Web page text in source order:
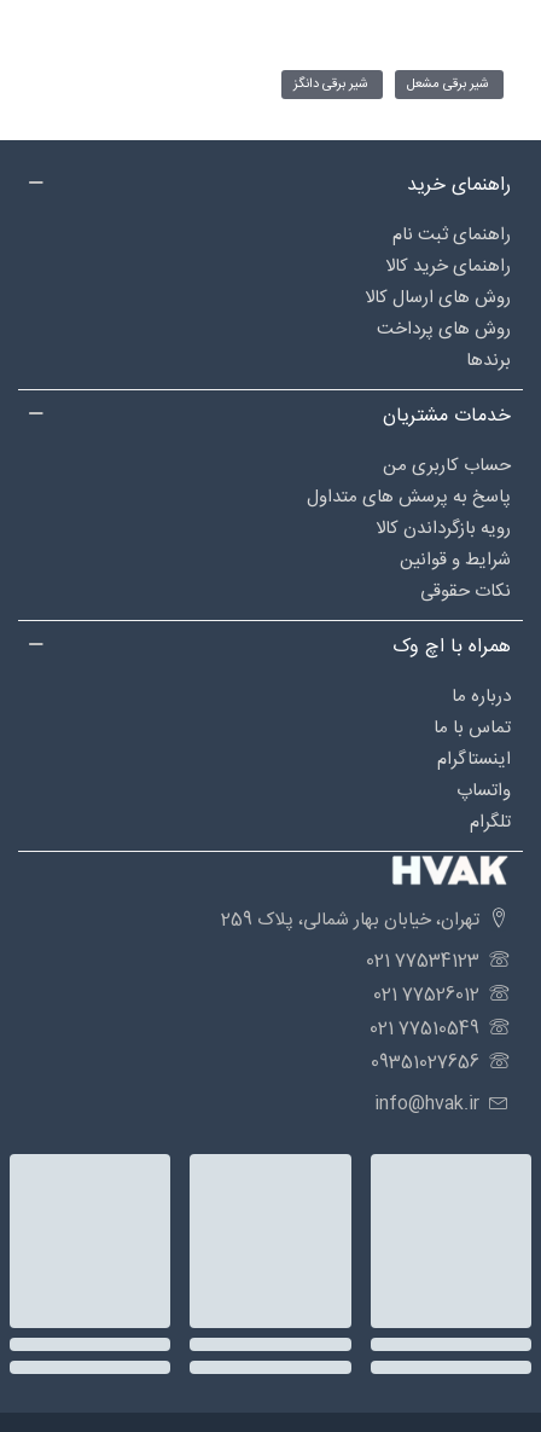
شیر برقی مشعل شیر برقی دانگز
راهنمای خرید
راهنمای ثبت نام
راهنمای خرید کالا
روش های ارسال کالا
روش های پرداخت
برندها
خدمات مشتریان
حساب کاربری من
پاسخ به پرسش های متداول
رویه بازگرداندن کالا
شرایط و قوانین
نکات حقوقی
همراه با اچ وک
درباره‌ ما
تماس با ما
اینستاگرام
واتساپ
تلگرام
تهران، خیابان بهار شمالی، پلاک 259
77534123 021
77526012 021
77510549 021
09351027656
info@hvak.ir